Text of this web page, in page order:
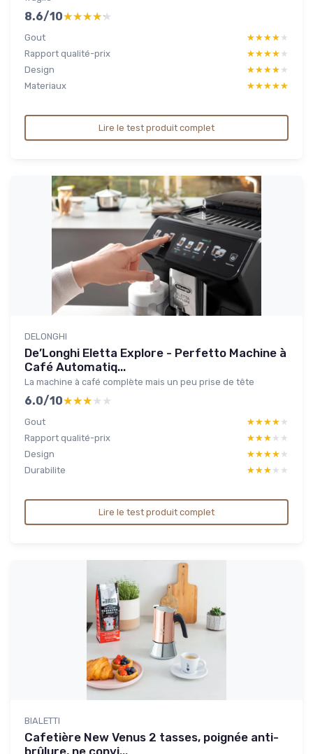
8.6/10★★★★★
★★★★★
Gout ★★★★★
★★★★★
Rapport qualité-prix
★★★★★
★★★★★
Design
★★★★★
★★★★★
Materiaux
★★★★★
★★★★★
Lire le test produit complet
DELONGHI
De’Longhi Eletta Explore - Perfetto Machine à
Café Automatiq...
La machine à café complète mais un peu prise de tête
6.0/10★★★★★
★★★★★
Gout ★★★★★
★★★★★
Rapport qualité-prix
★★★★★
★★★★★
Design
★★★★★
★★★★★
Durabilite
★★★★★
★★★★★
Lire le test produit complet
BIALETTI
Cafetière New Venus 2 tasses, poignée anti-
brûlure, ne convi...